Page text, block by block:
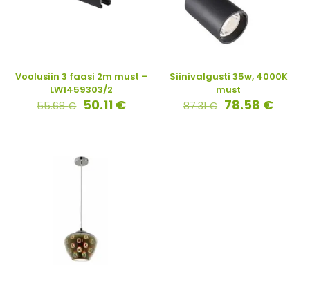
Voolusiin 3 faasi 2m must –
LW1459303/2
55.68€ 50.11 €
Siinivalgusti 35w, 4000K
must
87.31€ 78.58 €